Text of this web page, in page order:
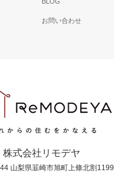
お問い合わせ
株式会社リモデヤ
山梨県韮崎市旭町上條北割1199